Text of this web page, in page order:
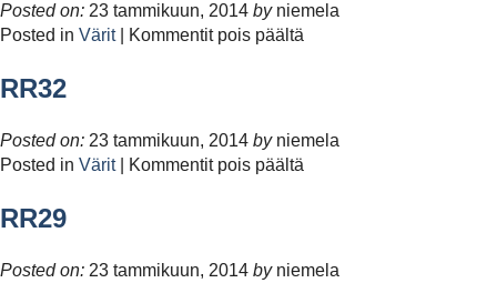
Posted on: 23 tammikuun, 2014 by niemela
Posted in Värit| Kommentit pois päältä
RR32
Posted on: 23 tammikuun, 2014 by niemela
Posted in Värit| Kommentit pois päältä
RR29
Posted on: 23 tammikuun, 2014 by niemela